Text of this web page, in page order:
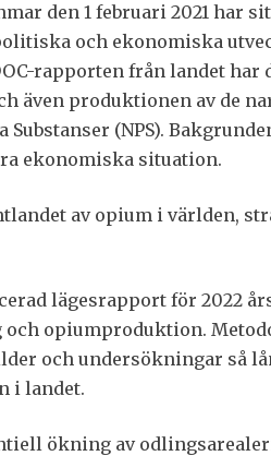
den 1 februari 2021 har
och ekonomiska
rapporten från landet har
även produktionen av de
(NPS).
ekonomiska situation.
av opium i världen,
lägesrapport för 2022
opiumproduktion.
och undersökningar så
i landet.
ökning av